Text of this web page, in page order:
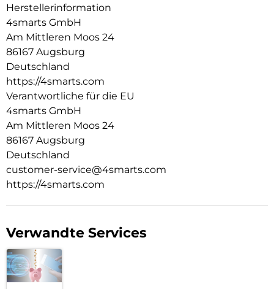
optimalen Schutz für dein Gerät, ohne die Bedienbarkeit
einzuschränken. Während die Hülle es vor Stößen und
Kratzern bewahrt, schützt das Schutzglas das Display, ohne
die Touchscreen-Funktionalität zu beeinträchtigen. Erlebe
uneingeschränkte Nutzung und maximalen Schutz in einem
Produkt.
Transparente Eleganz:
Entdecke den Vorteil von Schutz und Ästhetik mit unserer
Design deines Geräts und ermöglicht es, die Farbe und die
Feinheiten deines Geräts voll zur Geltung zu bringen.
Herstellerinformation
4smarts GmbH
Am Mittleren Moos 24
86167 Augsburg
Deutschland
https://4smarts.com
Verantwortliche für die EU
4smarts GmbH
Am Mittleren Moos 24
86167 Augsburg
Deutschland
customer-service@4smarts.com
https://4smarts.com
Verwandte Services